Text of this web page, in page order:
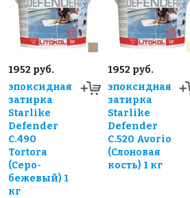
1952 руб.
эпоксидная
затирка
Starlike
Defender
С.490
Tortora
(Серо-
бежевый) 1
кг
1952 руб.
эпоксидная
затирка
Starlike
Defender
С.520 Avorio
(Слоновая
кость) 1 кг